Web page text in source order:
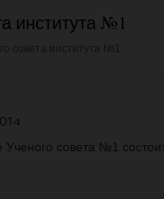
института №1
Ученого совета №1